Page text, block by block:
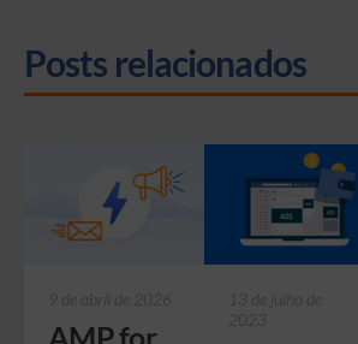
Posts relacionados